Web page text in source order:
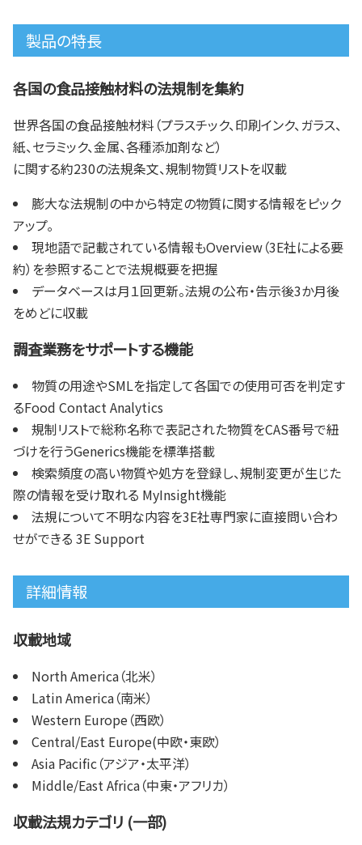
製品の特長
各国の食品接触材料の法規制を集約
世界各国の食品接触材料（プラスチック、印刷インク、ガラス、
紙、セラミック、金属、各種添加剤など）
に関する約230の法規条文、規制物質リストを収載
膨大な法規制の中から特定の物質に関する情報をピック
アップ｡
現地語で記載されている情報もOverview（3E社による要
約）を参照することで法規概要を把握
データベースは月１回更新。法規の公布・告示後3か月後
をめどに収載
調査業務をサポートする機能
物質の用途やSMLを指定して各国での使用可否を判定す
るFood Contact Analytics
規制リストで総称名称で表記された物質をCAS番号で紐
づけを行うGenerics機能を標準搭載
検索頻度の高い物質や処方を登録し、規制変更が生じた
際の情報を受け取れる MyInsight機能
法規について不明な内容を3E社専門家に直接問い合わ
せができる 3E Support
詳細情報
収載地域
North America（北米）
Latin America（南米）
Western Europe（西欧）
Central/East Europe(中欧・東欧）
Asia Pacific（アジア・太平洋）
Middle/East Africa（中東・アフリカ）
収載法規カテゴリ (一部)